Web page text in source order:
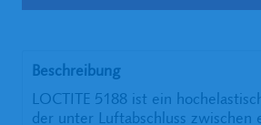
Beschreibung
LOCTITE 5188 ist ein
der unter Luftabschluss zwischen